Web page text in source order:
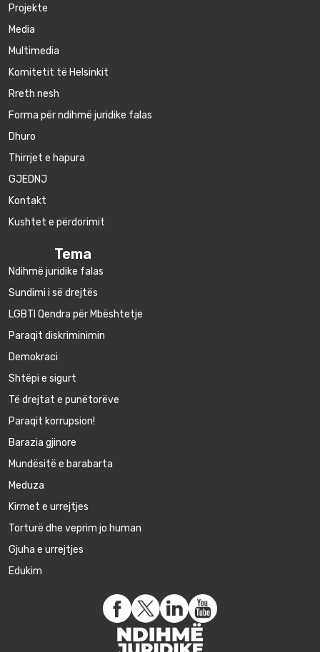
Projekte
Media
Multimedia
Komitetit të Helsinkit
Rreth nesh
Forma për ndihmë juridike falas
Dhuro
Thirrjet e hapura
GJEDNJ
Kontakt
Kushtet e përdorimit
Tema
Ndihmë juridike falas
Sundimi i së drejtës
LGBTI Qendra për Mbështetje
Paraqit diskriminimin
Demokraci
Shtëpi e sigurt
Të drejtat e punëtorëve
Paraqit korrupsion!
Barazia gjinore
Mundësitë e barabarta
Meduza
Kirmet e urrejtjes
Torturë dhe veprim jo human
Gjuha e urrejtjes
Edukim